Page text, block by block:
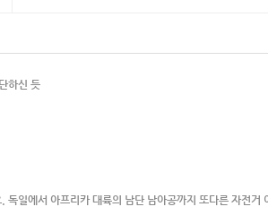
하신 듯
일에서 아프리카 대륙의 남단 남아공까지 또다른 자전거